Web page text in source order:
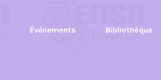
Événements Bibliothèque